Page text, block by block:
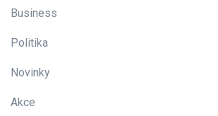
Business
Politika
Novinky
Akce